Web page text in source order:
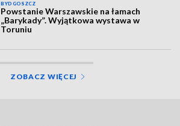
BYDGOSZCZ
Powstanie Warszawskie na łamach
„Barykady”. Wyjątkowa wystawa w
Toruniu
ZOBACZ WIĘCEJ